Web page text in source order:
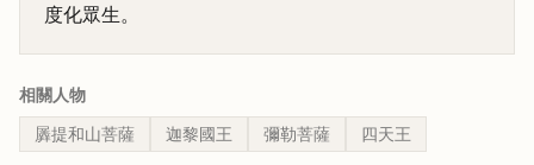
度化眾生。
相關人物
羼提和山菩薩
迦黎國王 彌勒菩薩 四天王